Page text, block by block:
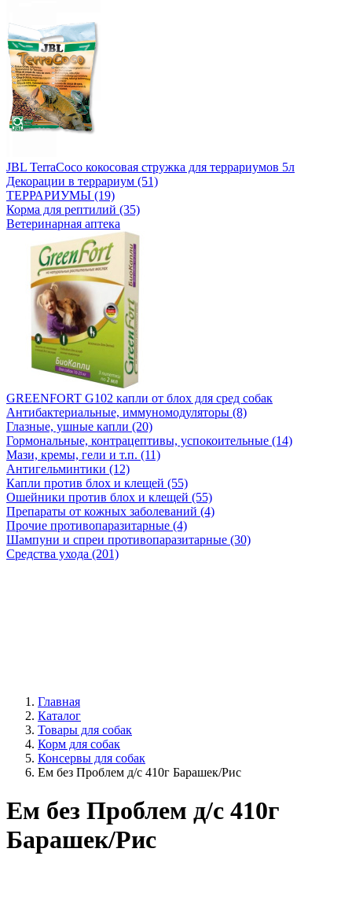
JBL TerraCoco кокосовая стружка для террариумов 5л
Декорации в террариум (51)
ТЕРРАРИУМЫ (19)
Корма для рептилий (35)
Ветеринарная аптека
GREENFORT G102 капли от блох для сред собак
Антибактериальные, иммуномодуляторы (8)
Глазные, ушные капли (20)
Гормональные, контрацептивы, успокоительные (14)
Мази, кремы, гели и т.п. (11)
Антигельминтики (12)
Капли против блох и клещей (55)
Ошейники против блох и клещей (55)
Препараты от кожных заболеваний (4)
Прочие противопаразитарные (4)
Шампуни и спреи противопаразитарные (30)
Средства ухода (201)
Главная
Каталог
Товары для собак
Корм для собак
Консервы для собак
Ем без Проблем д/с 410г Барашек/Рис
Ем без Проблем д/с 410г
Барашек/Рис